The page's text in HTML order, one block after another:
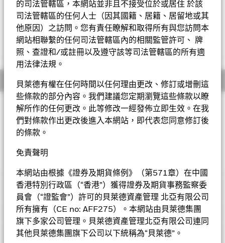
的司法管轄區，本網站並非且不接受位於或居住 於該
司法管轄區的任何人士（因其國籍、居籍、居留地或其
他原因）之訪問。您有責任瞭解和取得所有與您訪問本
網站相聯繫的任何司法管轄區內的相關監管許可、 牌
照、查證和/或註冊以及遵守該等司法管轄區的所有適
用法律法規。
貝萊德有權在任何時間以任何理由更改、修訂或增刪這
些條款的部分內容。我們建議您定期瀏覽這些條款以瞭
解所作的任何更改。此等修改一經發佈立即生效。在我
們對條款作出更改後進入本網站，即代表您同意修訂後
的條款。
免責聲明
本網站由根據《證券及期貨條例》（第571章）在中國
香港特別行政區（“香港”）獲得證券及期貨事務監察委
員會（“證監會”）許可的貝萊德資產管理 北亞有限公司
所有擁有（CE no: AFF275）。本網站由貝萊德集團
旗下多家公司管理。貝萊德資產管理北亞有限公司連同
其他貝萊德集團旗下公司以下統稱為“貝萊德”。
重要提示︰
•基金投資於股票，較大的股票價值波動可招致重大虧損。基金投
資集中於能源行業，因此與較多元化的投資相比，其波動性或會較
高。
•基金需承受貨幣匯率風險、新興市場風險 、對外資限制的風
險、小型公司的波動性及流動性風險及或然可換股債券風險。
•10股份類別在未扣除開支之下派付股息，此股份類別亦會在基
金董事酌情決定下從資本派付股息。在未扣除開支之下派付股息，
可產生更多可供分派的收入。然而，這些股份實際上可能從資本派
付股息，可能相等於投資者獲得部分原投資額回報或資本收益。所
有宣派股息均會導致股份於除息日的每股資產淨值即時減少。
•基金可運用衍生工具作對沖及投資用途。然而，不會大量用作投
資用途。基金在使用衍生工具時可能蒙受損失。
•基金價值可升可跌，且可於短期內反覆，投資者或有可能損失一
定程度的投資金額。
•投資者不應單憑此文件作投資決定。投資者應參閱基金章程及產
品資料概要以了解風險因素等詳情。
顯示全部
概要
投資目標
世界能源基金以盡量提高總回報為目標。基金將不少於70%的總
資產投資於全球各地主要從事能源勘探、開發、生產及分銷業務
基金的全部貨幣對沖股份類別使用金融衍生產品以對沖貨幣風險。
股份類別中使用金融衍生產品可能為基金內其他股份類別帶來潛在
風險效應（亦稱為溢出）。該基金的管理公司將確保適當的程序得
以進行，以至對其他股份類別的風險效應減至最低。您只需直接在
表現
圖表
基金資料
基本因素及風險